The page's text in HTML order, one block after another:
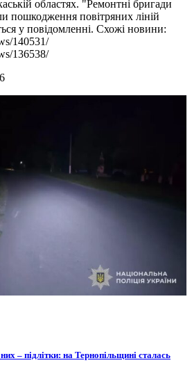
областях. "Ремонтні бригади
пошкодження повітряних ліній
у повідомленні. Схожі новини:
140531/
136538/
– підлітки: на Тернопільщині сталась